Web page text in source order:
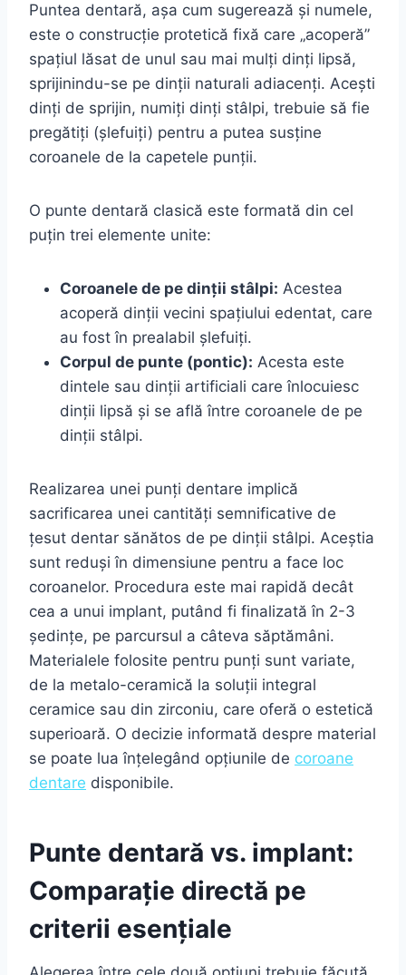
Puntea dentară, așa cum sugerează și numele,
este o construcție protetică fixă care „acoperă”
spațiul lăsat de unul sau mai mulți dinți lipsă,
sprijinindu-se pe dinții naturali adiacenți. Acești
dinți de sprijin, numiți dinți stâlpi, trebuie să fie
pregătiți (șlefuiți) pentru a putea susține
coroanele de la capetele punții.
O punte dentară clasică este formată din cel
puțin trei elemente unite:
Coroanele de pe dinții stâlpi: Acestea
acoperă dinții vecini spațiului edentat, care
au fost în prealabil șlefuiți.
Corpul de punte (pontic): Acesta este
dintele sau dinții artificiali care înlocuiesc
dinții lipsă și se află între coroanele de pe
dinții stâlpi.
Realizarea unei punți dentare implică
sacrificarea unei cantități semnificative de
țesut dentar sănătos de pe dinții stâlpi. Aceștia
sunt reduși în dimensiune pentru a face loc
coroanelor. Procedura este mai rapidă decât
cea a unui implant, putând fi finalizată în 2-3
ședințe, pe parcursul a câteva săptămâni.
Materialele folosite pentru punți sunt variate,
de la metalo-ceramică la soluții integral
ceramice sau din zirconiu, care oferă o estetică
superioară. O decizie informată despre material
se poate lua înțelegând opțiunile de coroane
dentare disponibile.
Punte dentară vs. implant:
Comparație directă pe
criterii esențiale